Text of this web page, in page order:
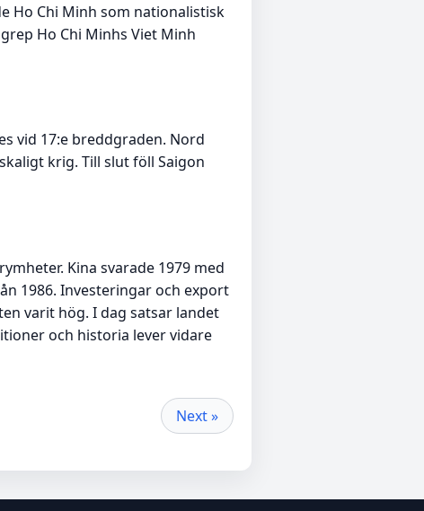
Ho Chi Minh som nationalistisk
Ho Chi Minhs Viet Minh
vid 17:e breddgraden. Nord
krig. Till slut föll Saigon
Kina svarade 1979 med
1986. Investeringar och export
varit hög. I dag satsar landet
och historia lever vidare
Next »